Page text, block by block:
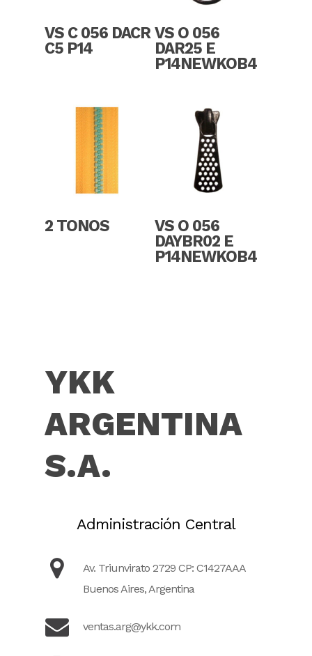
VS C 056 DACR
C5 P14
VS O 056
DAR25 E
P14NEWKOB4
2 TONOS
VS O 056
DAYBR02 E
P14NEWKOB4
YKK
ARGENTINA
S.A.
Administración Central
Av. Triunvirato 2729 CP: C1427AAA
Buenos Aires, Argentina
ventas.arg@ykk.com